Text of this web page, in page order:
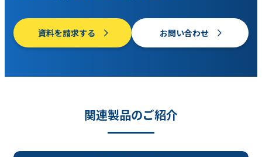
資料を請求する お問い合わせ
関連製品のご紹介